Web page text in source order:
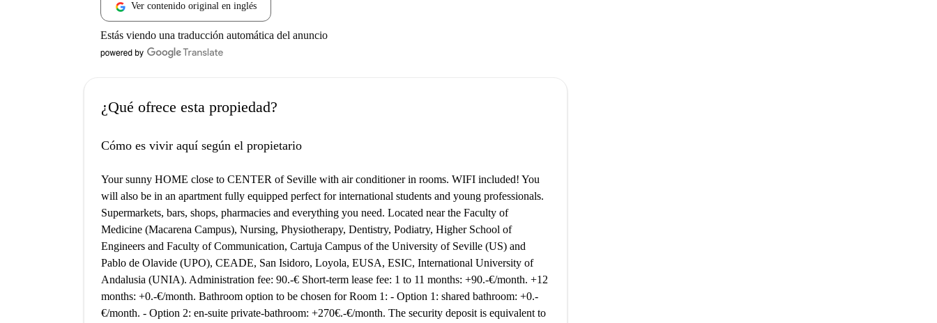
Ver contenido original en inglés
Estás viendo una traducción automática del anuncio
¿Qué ofrece esta propiedad?
Cómo es vivir aquí según el propietario
Your sunny HOME close to CENTER of Seville with air conditioner in rooms. WIFI included! You
will also be in an apartment fully equipped perfect for international students and young professionals.
Supermarkets, bars, shops, pharmacies and everything you need. Located near the Faculty of
Medicine (Macarena Campus), Nursing, Physiotherapy, Dentistry, Podiatry, Higher School of
Engineers and Faculty of Communication, Cartuja Campus of the University of Seville (US) and
Pablo de Olavide (UPO), CEADE, San Isidoro, Loyola, EUSA, ESIC, International University of
Andalusia (UNIA). Administration fee: 90.-€ Short-term lease fee: 1 to 11 months: +90.-€/month. +12
months: +0.-€/month. Bathroom option to be chosen for Room 1: - Option 1: shared bathroom: +0.-
€/month. - Option 2: en-suite private-bathroom: +270€.-€/month. The security deposit is equivalent to